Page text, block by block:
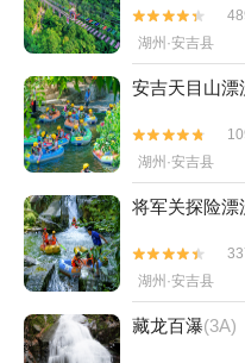


湖州·安吉县
安吉天目山漂


湖州·安吉县
将军关探险漂


湖州·安吉县
藏龙百瀑(3A)